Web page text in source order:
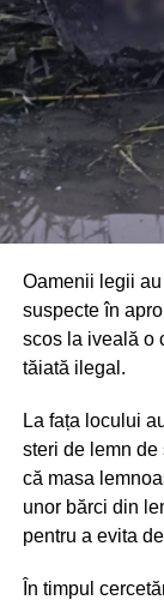
localnicilor care
limitarea
Oamenii legii
suspecte în
scos la iveală o
tăiată ilegal.
La fața locului
steri de lemn
că masa
unor bărci din
pentru a evita
În timpul